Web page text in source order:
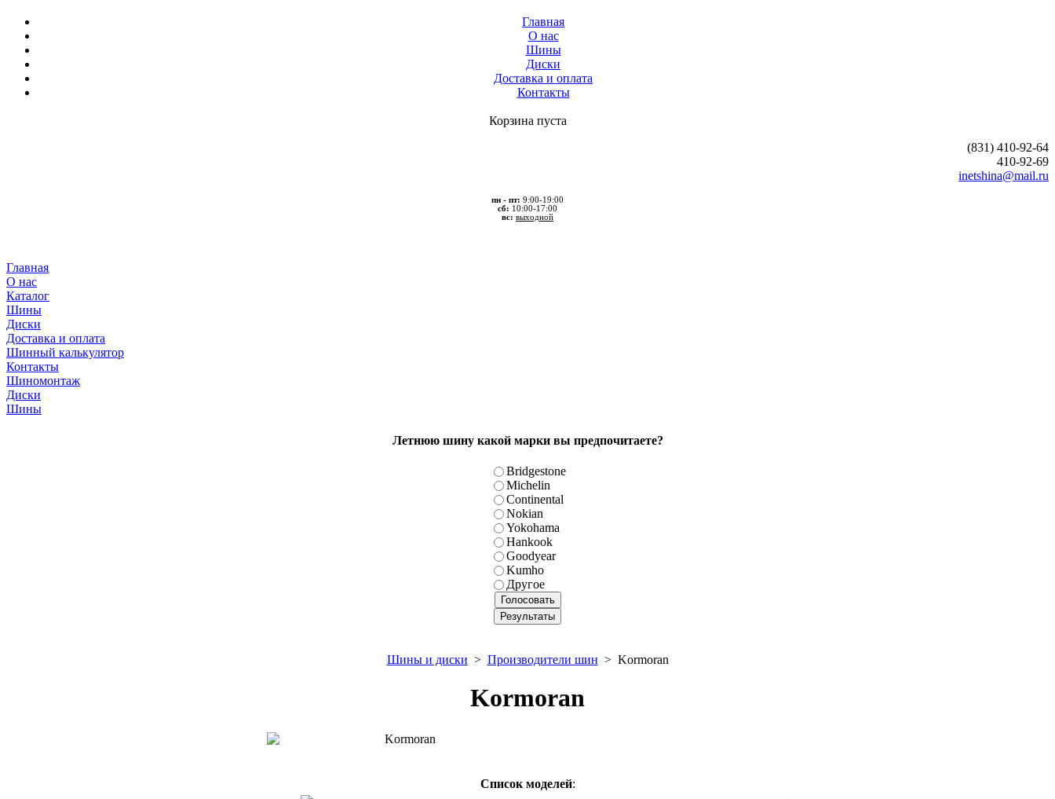
Главная
О нас
Шины
Диски
Доставка и оплата
Контакты
Корзина пуста
(831) 410-92-64
410-92-69
inetshina@mail.ru
пн - пт: 9:00-19:00
сб: 10:00-17:00
вс: выходной
Главная
О нас
Каталог
Шины
Диски
Доставка и оплата
Шинный калькулятор
Контакты
Шиномонтаж
Диски
Шины
Летнюю шину какой марки вы предпочитаете?
Bridgestone
Michelin
Continental
Nokian
Yokohama
Hankook
Goodyear
Kumho
Другое
Шины и диски > Производители шин > Kormoran
Kormoran
Kormoran
Список моделей: